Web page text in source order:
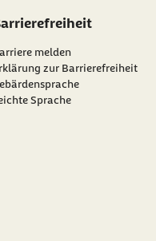
melden
zur Barrierefreiheit
Sprache